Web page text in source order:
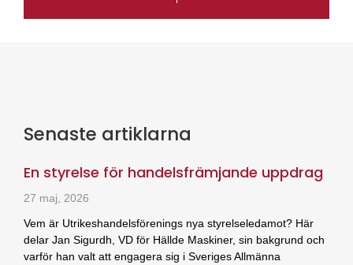
Senaste artiklarna
En styrelse för handelsfrämjande uppdrag
27 maj, 2026
Vem är Utrikeshandelsförenings nya styrelseledamot? Här
delar Jan Sigurdh, VD för Hällde Maskiner, sin bakgrund och
varför han valt att engagera sig i Sveriges Allmänna